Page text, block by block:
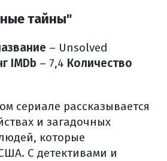
тайны"
– Unsolved
IMDb – 7,4 Количество
сериале рассказывается
и загадочных
которые
С детективами и